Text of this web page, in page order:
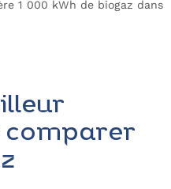
1 000 kWh de biogaz dans